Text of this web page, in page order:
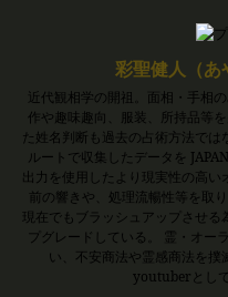
彩聖健人（あ
近代観相学の開祖。面相・手相
作や趣味趣向、服装、所持品等
た姓名判断も過去の占術方法で
ルートで収集したデータを
出力を使用したより現実性の高
前の響きや、処理流暢性等を取
現在でもブラッシュアップさせ
プグレードしている。 霊・オー
い、不安商法や霊感商法を撲
youtuberとし